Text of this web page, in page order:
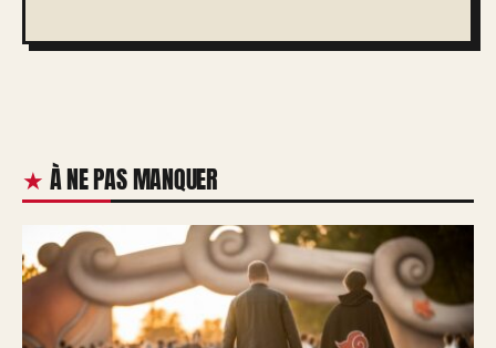
À NE PAS MANQUER